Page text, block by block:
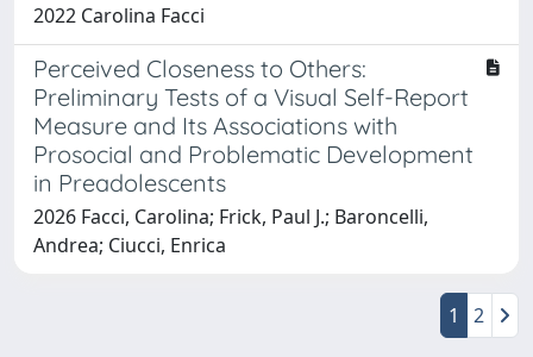
2022 Carolina Facci
Perceived Closeness to Others:
Preliminary Tests of a Visual Self-Report
Measure and Its Associations with
Prosocial and Problematic Development
in Preadolescents
2026 Facci, Carolina; Frick, Paul J.; Baroncelli,
Andrea; Ciucci, Enrica
1 2